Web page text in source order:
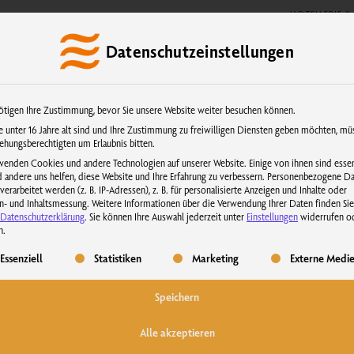
HOTELLERIE &
kundenservice@physiotherm.com|+43 5223 54777
gut für die Haut? –
Infrarotwärme und Infrarotlicht. Je nach Wellenlänge der
Strahlung im Infrarotbereich des Lichtspektrums und wird
durch Infrarotstrahlung erzeugt wird, bezieht. Diese Art von
die Luft, sondern direkt die Objekte und Personen im Raum.
Datenschutzeinstellungen
Ihre Zustimmung, bevor Sie unsere Website weiter besuchen können.
unter 16 Jahre alt sind und Ihre Zustimmung zu freiwilligen Diensten geben möchten,
um Erlaubnis bitten.
Cookies und andere Technologien auf unserer Website. Einige von ihnen sind
andere uns helfen, diese Website und Ihre Erfahrung zu verbessern. Personenbezogene
werden (z. B. IP-Adressen), z. B. für personalisierte Anzeigen und Inhalte oder
und Inhaltsmessung. Weitere Informationen über die Verwendung Ihrer Daten finden
Datenschutzerklärung. Sie können Ihre Auswahl jederzeit unter Einstellungenwiderrufen
eine Liste der Service-Gruppen, für die eine Einwilligung erteilt werden
Essenziell Statistiken Marketing Externe
Speichern
Alle akzeptieren